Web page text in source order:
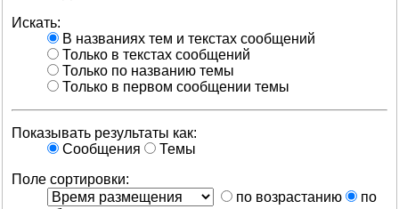
Искать:
В названиях тем и текстах сообщений
Только в текстах сообщений
Только по названию темы
Только в первом сообщении темы
Показывать результаты как:
Сообщения
Темы
Поле сортировки:
по возрастанию
по